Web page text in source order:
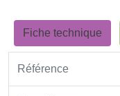
Fiche technique
Référence